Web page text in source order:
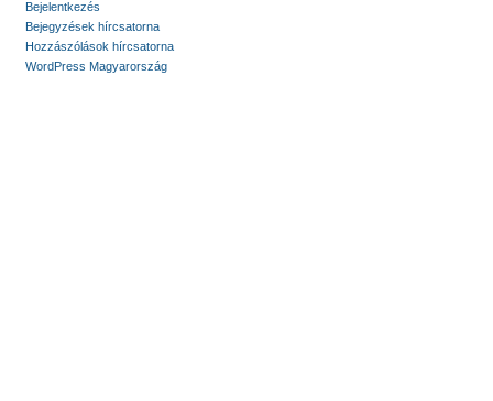
Bejelentkezés
Bejegyzések hírcsatorna
Hozzászólások hírcsatorna
WordPress Magyarország